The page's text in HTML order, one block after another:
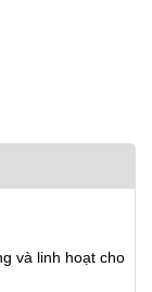
và linh hoạt cho